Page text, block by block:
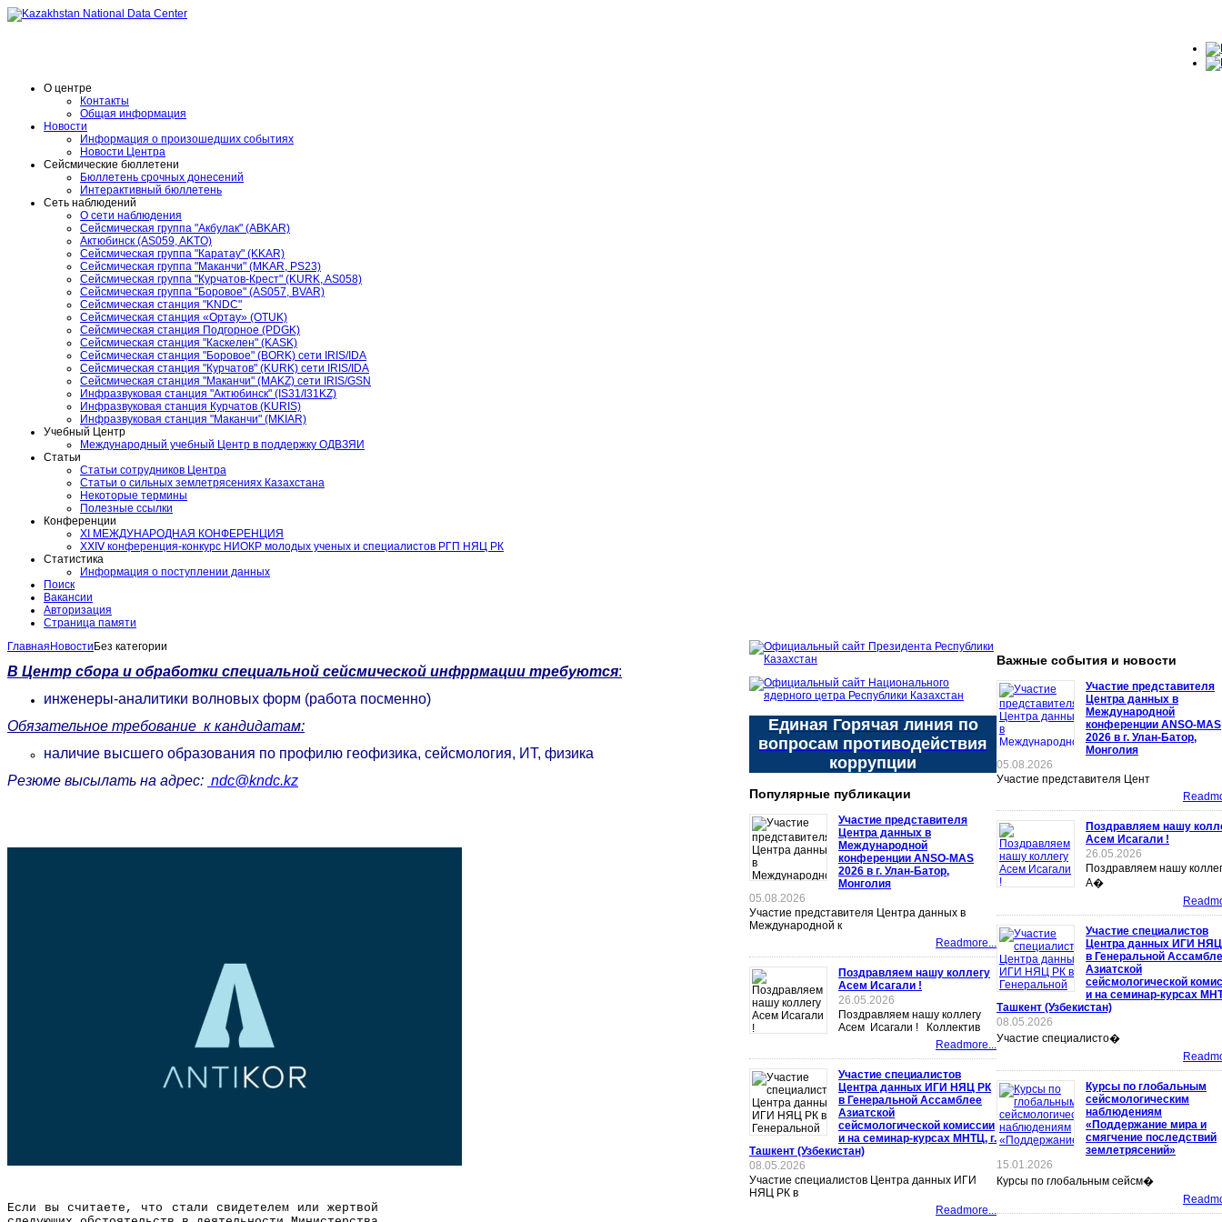
O центре
Контакты
Общая информация
Новости
Информация о произошедших событиях
Новости Центра
Сейсмические бюллетени
Бюллетень срочных донесений
Интерактивный бюллетень
Сеть наблюдений
О сети наблюдения
Сейсмическая группа "Акбулак" (ABKAR)
Актюбинск (AS059, AKTO)
Сейсмическая группа "Каратау" (KKAR)
Сейсмическая группа "Маканчи" (MKAR, PS23)
Сейсмическая группа "Курчатов-Крест" (KURK, AS058)
Сейсмическая группа "Боровое" (AS057, BVAR)
Сейсмическая станция "KNDC"
Сейсмическая станция «Ортау» (OTUK)
Сейсмическая станция Подгорное (PDGK)
Сейсмическая станция "Каскелен" (KASK)
Сейсмическая станция "Боровое" (BORK) сети IRIS/IDA
Сейсмическая станция "Курчатов" (KURK) сети IRIS/IDA
Сейсмическая станция "Маканчи" (MAKZ) сети IRIS/GSN
Инфразвуковая станция "Актюбинск" (IS31/I31KZ)
Инфразвуковая станция Курчатов (KURIS)
Инфразвуковая станция "Маканчи" (MKIAR)
Учебный Центр
Международный учебный Центр в поддержку ОДВЗЯИ
Статьи
Статьи сотрудников Центра
Статьи о сильных землетрясениях Казахстана
Некоторые термины
Полезные ссылки
Конференции
XI МЕЖДУНАРОДНАЯ КОНФЕРЕНЦИЯ
ХⅩΙⅤ конференция-конкурс НИОКР молодых ученых и специалистов РГП НЯЦ РК
Статистика
Информация о поступлении данных
Поиск
Вакансии
Авторизация
Страница памяти
Главная Новости Без категории
В Центр сбора и обработки специальной сейсмической инфррмации требуются:
инженеры-аналитики волновых форм (работа посменно)
Обязательное требование к кандидатам:
наличие высшего образования по профилю геофизика, сейсмология, ИТ, физика
Резюме высылать на адрес: ndc@kndc.kz
Если вы считаете, что стали свидетелем или жертвой
Единая Горячая линия по
вопросам противодействия
коррупции
Популярные публикации
Участие представителя
Центра данных в
Международной
конференции ANSO-MAS
2026 в г. Улан-Батор,
Монголия
05.08.2026
Участие представителя Центра данных в
Международной к
Readmore...
Поздравляем нашу коллегу
Асем Исагали !
26.05.2026
Поздравляем нашу коллегу
Асем Исагали ! Коллектив
Readmore...
Участие специалистов
Центра данных ИГИ НЯЦ РК
в Генеральной Ассамблее
Азиатской
сейсмологической комиссии
и на семинар-курсах МНТЦ, г.
Ташкент (Узбекистан)
08.05.2026
Участие специалистов Центра данных ИГИ
НЯЦ РК в
Readmore...
Важные события и новости
Участие представителя
Центра данных в
Международной
конференции ANSO-MAS
2026 в г. Улан-Батор,
Монголия
05.08.2026
Участие представителя Цент
Поздравляем нашу
Асем Исагали !
26.05.2026
Поздравляем нашу
А�
Участие специалистов
Центра данных ИГИ
в Генеральной
Азиатской
сейсмологической
и на семинар-курсах
Ташкент (Узбекистан)
08.05.2026
Участие специалисто�
Курсы по глобальным
сейсмологическим
наблюдениям
«Поддержание мира и
смягчение последствий
землетрясений»
15.01.2026
Курсы по глобальным сейсм�